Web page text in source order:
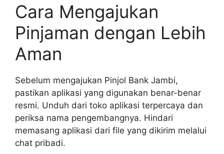
Cara Mengajukan
Pinjaman dengan Lebih
Aman
Sebelum mengajukan Pinjol Bank Jambi,
pastikan aplikasi yang digunakan benar-benar
resmi. Unduh dari toko aplikasi terpercaya dan
periksa nama pengembangnya. Hindari
memasang aplikasi dari file yang dikirim melalui
chat pribadi.